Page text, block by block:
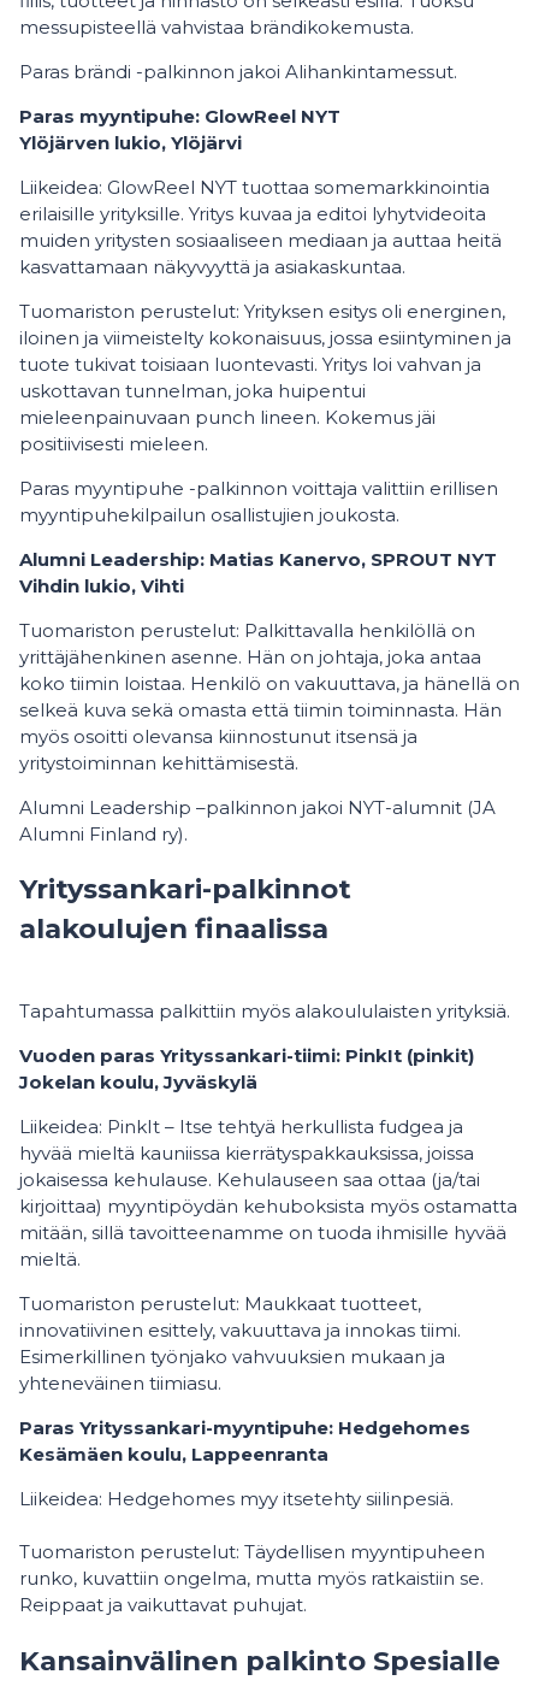
messupisteellä vahvistaa brändikokemusta.
Paras brändi -palkinnon jakoi Alihankintamessut.
Paras myyntipuhe: GlowReel NYT
Ylöjärven lukio, Ylöjärvi
Liikeidea: GlowReel NYT tuottaa somemarkkinointia
erilaisille yrityksille. Yritys kuvaa ja editoi lyhytvideoita
muiden yritysten sosiaaliseen mediaan ja auttaa heitä
kasvattamaan näkyvyyttä ja asiakaskuntaa.
Tuomariston perustelut: Yrityksen esitys oli energinen,
iloinen ja viimeistelty kokonaisuus, jossa esiintyminen ja
tuote tukivat toisiaan luontevasti. Yritys loi vahvan ja
uskottavan tunnelman, joka huipentui
mieleenpainuvaan punch lineen. Kokemus jäi
positiivisesti mieleen.
Paras myyntipuhe -palkinnon voittaja valittiin erillisen
myyntipuhekilpailun osallistujien joukosta.
Alumni Leadership: Matias Kanervo, SPROUT NYT
Vihdin lukio, Vihti
Tuomariston perustelut: Palkittavalla henkilöllä on
yrittäjähenkinen asenne. Hän on johtaja, joka antaa
koko tiimin loistaa. Henkilö on vakuuttava, ja hänellä on
selkeä kuva sekä omasta että tiimin toiminnasta. Hän
myös osoitti olevansa kiinnostunut itsensä ja
yritystoiminnan kehittämisestä.
Alumni Leadership –palkinnon jakoi NYT-alumnit (JA
Alumni Finland ry).
Yrityssankari-palkinnot
alakoulujen finaalissa
Tapahtumassa palkittiin myös alakoululaisten yrityksiä.
Vuoden paras Yrityssankari-tiimi: PinkIt (pinkit)
Jokelan koulu, Jyväskylä
Liikeidea: PinkIt – Itse tehtyä herkullista fudgea ja
hyvää mieltä kauniissa kierrätyspakkauksissa, joissa
jokaisessa kehulause. Kehulauseen saa ottaa (ja/tai
kirjoittaa) myyntipöydän kehuboksista myös ostamatta
mitään, sillä tavoitteenamme on tuoda ihmisille hyvää
mieltä.
Tuomariston perustelut: Maukkaat tuotteet,
innovatiivinen esittely, vakuuttava ja innokas tiimi.
Esimerkillinen työnjako vahvuuksien mukaan ja
yhteneväinen tiimiasu.
Paras Yrityssankari-myyntipuhe: Hedgehomes
Kesämäen koulu, Lappeenranta
Liikeidea: Hedgehomes myy itsetehty siilinpesiä.
Tuomariston perustelut: Täydellisen myyntipuheen
runko, kuvattiin ongelma, mutta myös ratkaistiin se.
Reippaat ja vaikuttavat puhujat.
Kansainvälinen palkinto Spesialle